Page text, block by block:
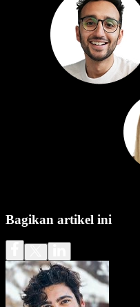
Bagikan artikel ini